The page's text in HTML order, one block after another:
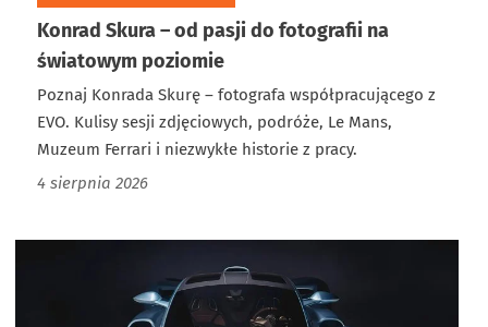
Konrad Skura – od pasji do fotografii na
światowym poziomie
Poznaj Konrada Skurę – fotografa współpracującego z
EVO. Kulisy sesji zdjęciowych, podróże, Le Mans,
Muzeum Ferrari i niezwykłe historie z pracy.
4 sierpnia 2026